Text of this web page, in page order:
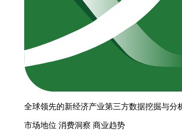
全球领先的新经济产业第三方数据挖掘与分
市场地位 消费洞察 商业趋势